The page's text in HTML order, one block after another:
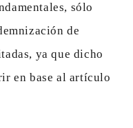
sólo
de
ya que dicho
en base al artículo